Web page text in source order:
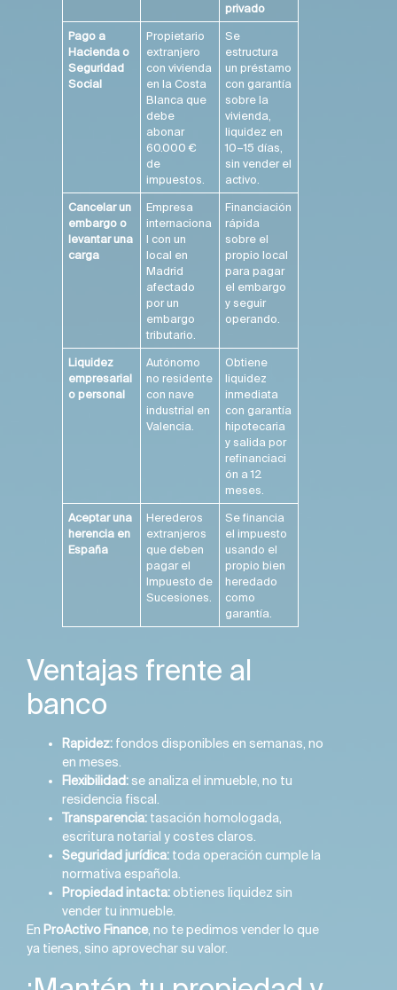
privado
Pago a
Hacienda o
Seguridad
Social
Propietario
extranjero
con vivienda
en la Costa
Blanca que
debe
abonar
60.000 €
de
impuestos.
Se
estructura
un préstamo
con garantía
sobre la
vivienda,
liquidez en
10–15 días,
sin vender el
activo.
Cancelar un
embargo o
levantar una
carga
Empresa
internaciona
l con un
local en
Madrid
afectado
por un
embargo
tributario.
Financiación
rápida
sobre el
propio local
para pagar
el embargo
y seguir
operando.
Liquidez
empresarial
o personal
Autónomo
no residente
con nave
industrial en
Valencia.
Obtiene
liquidez
inmediata
con garantía
hipotecaria
y salida por
refinanciaci
ón a 12
meses.
Aceptar una
herencia en
España
Herederos
extranjeros
que deben
pagar el
Impuesto de
Sucesiones.
Se financia
el impuesto
usando el
propio bien
heredado
como
garantía.
Ventajas frente al
banco
Rapidez: fondos disponibles en semanas, no
en meses.
Flexibilidad:se analiza el inmueble, no tu
residencia fiscal.
Transparencia: tasación homologada,
escritura notarial y costes claros.
Seguridad jurídica: toda operación cumple la
normativa española.
Propiedad intacta:obtienes liquidez sin
vender tu inmueble.
En ProActivo Finance, no te pedimos vender lo que
ya tienes, sino aprovechar su valor.